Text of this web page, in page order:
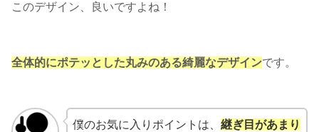
このデザイン、良いですよね！
全体的にポテッとした丸みのある綺麗なデザインです。
僕のお気に入りポイントは、 継ぎ目があまり